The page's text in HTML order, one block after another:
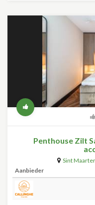
Penthouse Zilt
Sint
Aanbieder